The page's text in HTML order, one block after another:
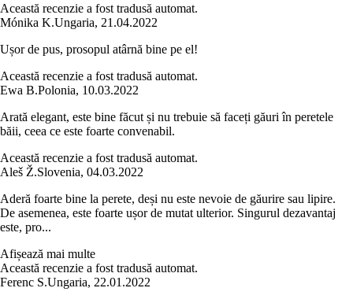
Această recenzie a fost tradusă automat.
Mónika K.Ungaria, 21.04.2022
Ușor de pus, prosopul atârnă bine pe el!
Această recenzie a fost tradusă automat.
Ewa B.Polonia, 10.03.2022
Arată elegant, este bine făcut și nu trebuie să faceți găuri în peretele
băii, ceea ce este foarte convenabil.
Această recenzie a fost tradusă automat.
Aleš Ž.Slovenia, 04.03.2022
Aderă foarte bine la perete, deși nu este nevoie de găurire sau lipire.
De asemenea, este foarte ușor de mutat ulterior. Singurul dezavantaj
este, pro...
Afișează mai multe
Această recenzie a fost tradusă automat.
Ferenc S.Ungaria, 22.01.2022